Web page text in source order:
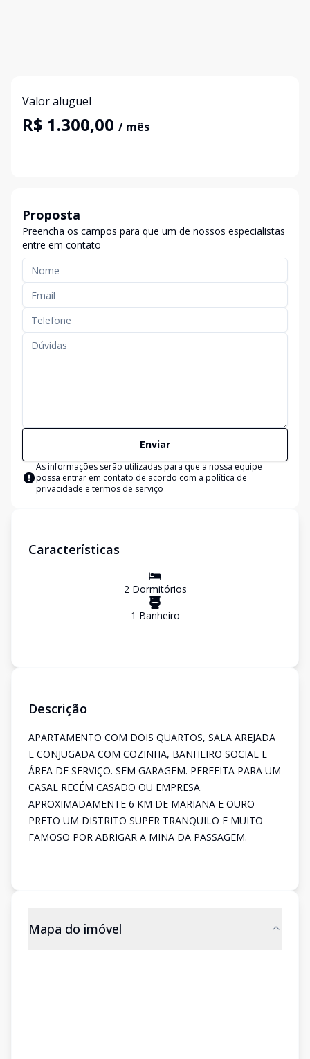
Valor aluguel
R$ 1.300,00 / mês
Proposta
Preencha os campos para que um de nossos especialistas
entre em contato
Enviar
As informações serão utilizadas para que a nossa equipe
possa entrar em contato de acordo com a política de
privacidade e termos de serviço
Características
2Dormitórios
1 Banheiro
Descrição
APARTAMENTO COM DOIS QUARTOS, SALA AREJADA
E CONJUGADA COM COZINHA, BANHEIRO SOCIAL E
ÁREA DE SERVIÇO. SEM GARAGEM. PERFEITA PARA UM
CASAL RECÉM CASADO OU EMPRESA.
APROXIMADAMENTE 6 KM DE MARIANA E OURO
PRETO UM DISTRITO SUPER TRANQUILO E MUITO
FAMOSO POR ABRIGAR A MINA DA PASSAGEM.
Mapa do imóvel